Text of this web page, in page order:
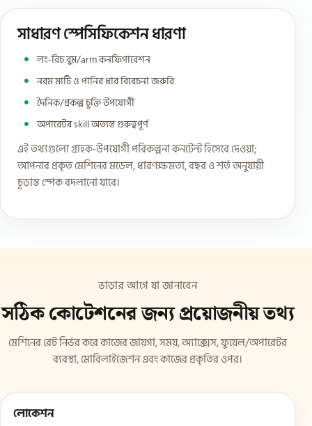
সাধারণ স্পেসিফিকেশন ধারণা
লং-রিচ বুম/arm কনফিগারেশন
নরম মাটি ও পানির ধার বিবেচনা জরুরি
দৈনিক/প্রকল্প চুক্তি উপযোগী
অপারেটর skill অত্যন্ত গুরুত্বপূর্ণ
এই তথ্যগুলো গ্রাহক-উপযোগী পরিকল্পনা কনটেন্ট হিসেবে দেওয়া;
আপনার প্রকৃত মেশিনের মডেল, ধারণক্ষমতা, বছর ও শর্ত অনুযায়ী
চূড়ান্ত স্পেক বদলানো যাবে।
ভাড়ার আগে যা জানাবেন
সঠিক কোটেশনের জন্য প্রয়োজনীয় তথ্য
মেশিনের রেট নির্ভর করে কাজের জায়গা, সময়, অ্যাক্সেস, ফুয়েল/অপারেটর
ব্যবস্থা, মোবিলাইজেশন এবং কাজের প্রকৃতির ওপর।
লোকেশন